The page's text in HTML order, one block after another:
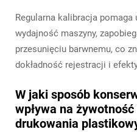
Regularna kalibracja
wydajność maszyny,
przesunięciu barwnemu, co
dokładność rejestracji i
W jaki sposób
wpływa na
drukowania